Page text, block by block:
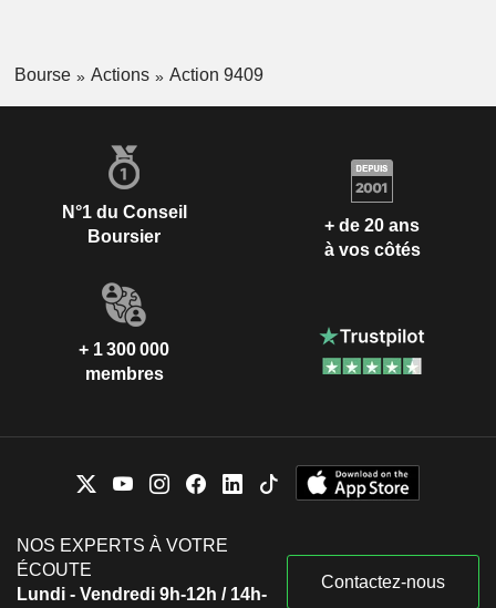
Bourse Actions Action 9409
N°1 du Conseil
Boursier
+ de 20 ans
à vos côtés
+ 1 300 000
membres
NOS EXPERTS À VOTRE
ÉCOUTE
Lundi - Vendredi 9h-12h / 14h-
Contactez-nous